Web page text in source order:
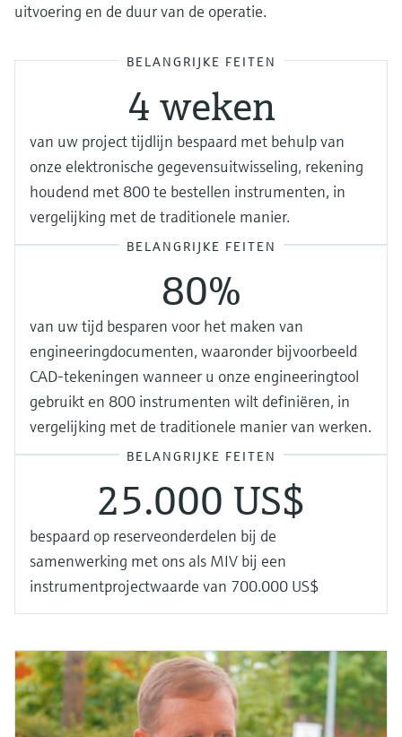
uitvoering en de duur van de operatie.
BELANGRIJKE FEITEN
4 weken
van uw project tijdlijn bespaard met behulp van
onze elektronische gegevensuitwisseling, rekening
houdend met 800 te bestellen instrumenten, in
vergelijking met de traditionele manier.
BELANGRIJKE FEITEN
80%
van uw tijd besparen voor het maken van
engineeringdocumenten, waaronder bijvoorbeeld
CAD-tekeningen wanneer u onze engineeringtool
gebruikt en 800 instrumenten wilt definiëren, in
vergelijking met de traditionele manier van werken.
BELANGRIJKE FEITEN
25.000 US$
bespaard op reserveonderdelen bij de
samenwerking met ons als MIV bij een
instrumentprojectwaarde van 700.000 US$